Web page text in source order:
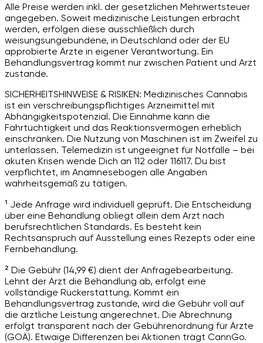
Alle Preise werden inkl. der gesetzlichen Mehrwertsteuer
angegeben. Soweit medizinische Leistungen erbracht
werden, erfolgen diese ausschließlich durch
weisungsungebundene, in Deutschland oder der EU
approbierte Ärzte in eigener Verantwortung. Ein
Behandlungsvertrag kommt nur zwischen Patient und Arzt
zustande.
SICHERHEITSHINWEISE & RISIKEN: Medizinisches Cannabis
ist ein verschreibungspflichtiges Arzneimittel mit
Abhängigkeitspotenzial. Die Einnahme kann die
Fahrtüchtigkeit und das Reaktionsvermögen erheblich
einschränken. Die Nutzung von Maschinen ist im Zweifel zu
unterlassen. Telemedizin ist ungeeignet für Notfälle – bei
akuten Krisen wende Dich an 112 oder 116117. Du bist
verpflichtet, im Anamnesebogen alle Angaben
wahrheitsgemäß zu tätigen.
¹ Jede Anfrage wird individuell geprüft. Die Entscheidung
über eine Behandlung obliegt allein dem Arzt nach
berufsrechtlichen Standards. Es besteht kein
Rechtsanspruch auf Ausstellung eines Rezepts oder eine
Fernbehandlung.
² Die Gebühr (14,99 €) dient der Anfragebearbeitung.
Lehnt der Arzt die Behandlung ab, erfolgt eine
vollständige Rückerstattung. Kommt ein
Behandlungsvertrag zustande, wird die Gebühr voll auf
die ärztliche Leistung angerechnet. Die Abrechnung
erfolgt transparent nach der Gebührenordnung für Ärzte
(GOÄ). Etwaige Differenzen bei Aktionen trägt CannGo.